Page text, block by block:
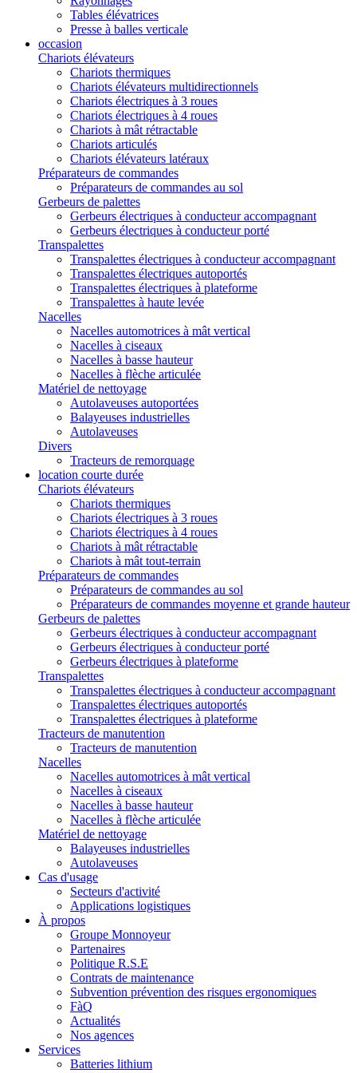
Tables élévatrices
Presse à balles verticale
occasion
Chariots élévateurs
Chariots thermiques
Chariots élévateurs multidirectionnels
Chariots électriques à 3 roues
Chariots électriques à 4 roues
Chariots à mât rétractable
Chariots articulés
Chariots élévateurs latéraux
Préparateurs de commandes
Préparateurs de commandes au sol
Gerbeurs de palettes
Gerbeurs électriques à conducteur accompagnant
Gerbeurs électriques à conducteur porté
Transpalettes
Transpalettes électriques à conducteur accompagnant
Transpalettes électriques autoportés
Transpalettes électriques à plateforme
Transpalettes à haute levée
Nacelles
Nacelles automotrices à mât vertical
Nacelles à ciseaux
Nacelles à basse hauteur
Nacelles à flèche articulée
Matériel de nettoyage
Autolaveuses autoportées
Balayeuses industrielles
Autolaveuses
Divers
Tracteurs de remorquage
location courte durée
Chariots élévateurs
Chariots thermiques
Chariots électriques à 3 roues
Chariots électriques à 4 roues
Chariots à mât rétractable
Chariots à mât tout-terrain
Préparateurs de commandes
Préparateurs de commandes au sol
Préparateurs de commandes moyenne et grande hauteur
Gerbeurs de palettes
Gerbeurs électriques à conducteur accompagnant
Gerbeurs électriques à conducteur porté
Gerbeurs électriques à plateforme
Transpalettes
Transpalettes électriques à conducteur accompagnant
Transpalettes électriques autoportés
Transpalettes électriques à plateforme
Tracteurs de manutention
Tracteurs de manutention
Nacelles
Nacelles automotrices à mât vertical
Nacelles à ciseaux
Nacelles à basse hauteur
Nacelles à flèche articulée
Matériel de nettoyage
Balayeuses industrielles
Autolaveuses
Cas d'usage
Secteurs d'activité
Applications logistiques
À propos
Groupe Monnoyeur
Partenaires
Politique R.S.E
Contrats de maintenance
Subvention prévention des risques ergonomiques
FàQ
Actualités
Nos agences
Services
Batteries lithium